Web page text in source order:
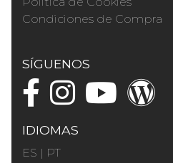
Condiciones de Compra
SÍGUENOS
IDIOMAS
ES | PT